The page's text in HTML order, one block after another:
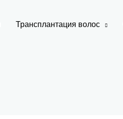
Трансплантация волос